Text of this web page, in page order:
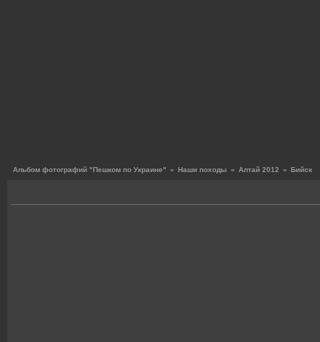
Альбом фотографий "Пешком по Украине" » Наши походы » Алтай 2012 » Бийск